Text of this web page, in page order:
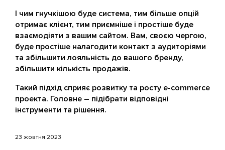
І чим гнучкішою буде система, тим більше опцій
отримає клієнт, тим приємніше і простіше буде
взаємодіяти з вашим сайтом. Вам, своєю чергою,
буде простіше налагодити контакт з аудиторіями
та збільшити лояльність до вашого бренду,
збільшити кількість продажів.
Такий підхід сприяє розвитку та росту e-commerce
проекта. Головне – підібрати відповідні
інструменти та рішення.
23 жовтня 2023